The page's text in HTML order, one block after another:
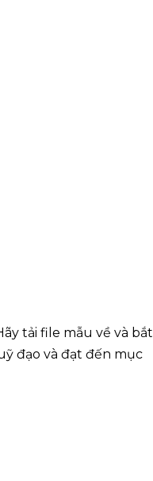
tải file mẫu về và bắt
đạo và đạt đến mục